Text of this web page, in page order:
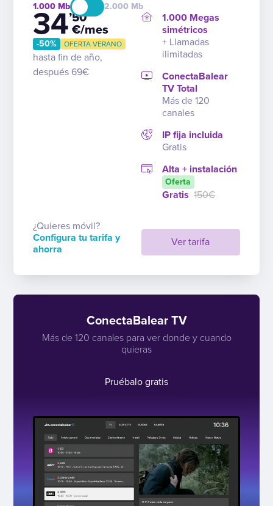
1.000 2.000
34’50
€/mes
-50% OFERTA VERANO
hasta fin de año,
después 69€
Ver tarifa
1.000 Megas
simétricos
+ Llamadas
ilimitadas
ConectaBalear
TV Total
Más de 120
canales
IP fija incluida
Gratis
Alta + instalación
Oferta
Gratis 150€
¿Quieres móvil?
Configura tu tarifa y
ahorra
ConectaBalear TV
Más de 120 canales para ver donde y cuando
quieras
Pruébalo gratis